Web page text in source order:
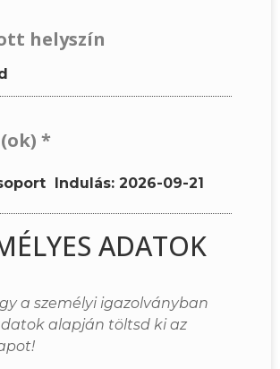
helyszín
*
Indulás: 2026-09-21
ADATOK
a személyi igazolványban
alapján töltsd ki az